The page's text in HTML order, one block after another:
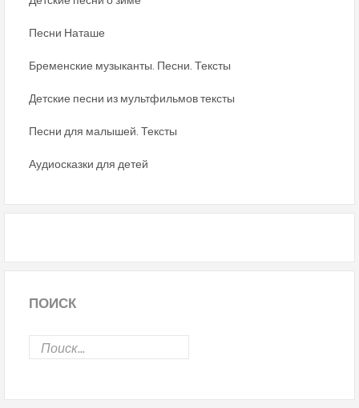
Песни Наташе
Бременские музыканты. Песни. Тексты
Детские песни из мультфильмов тексты
Песни для малышей. Тексты
Аудиосказки для детей
ПОИСК